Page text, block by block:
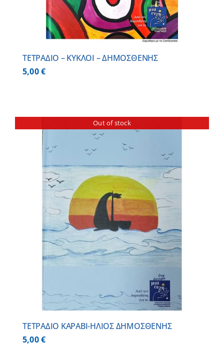
ΤΕΤΡΑΔΙΟ – ΚΥΚΛΟΙ – ΔΗΜΟΣΘΕΝΗΣ
5,00€
Out of stock
ΤΕΤΡΑΔΙΟ ΚΑΡΑΒΙ-ΗΛΙΟΣ ΔΗΜΟΣΘΕΝΗΣ
5,00€